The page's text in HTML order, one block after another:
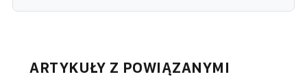
ARTYKUŁY Z POWIĄZANYMI